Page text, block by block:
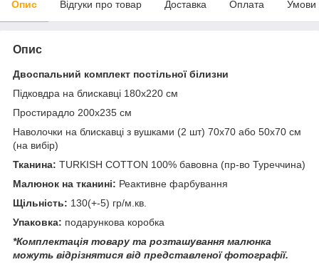
Опис Відгуки про товар Доставка Оплата Умови
Опис
Двоспальний комплект постільної білизни
Підковдра на блискавці 180x220 см
Простирадло 200x235 см
Наволочки на блискавці з вушками (2 шт) 70x70 або 50х70 см
(на вибір)
Тканина: TURKISH COTTON 100% бавовна (пр-во Туреччина)
Малюнок на тканині: Реактивне фарбування
Щільність: 130(+-5) гр/м.кв.
Упаковка: подарункова коробка
*Комплектація товару та розташування малюнка
можуть відрізнятися від представленої фотографії.